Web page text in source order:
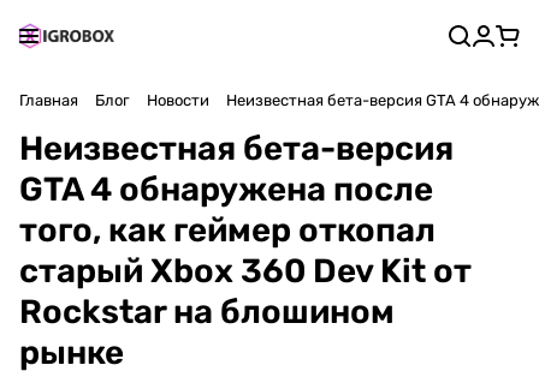
Главная Блог Новости Неизвестная бета-версия GTA 4
Неизвестная бета-версия
GTA 4 обнаружена после
того, как геймер откопал
старый Xbox 360 Dev Kit от
Rockstar на блошином
рынке